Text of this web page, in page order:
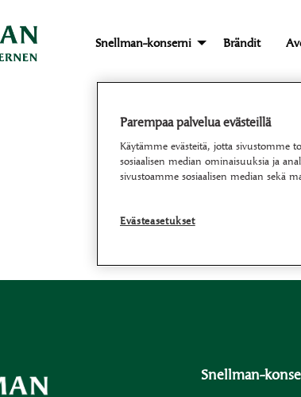
Snellman-konserni Brändit
Snellman-
Parempaa palvelua evästeillä
Käytämme evästeitä, jotta sivustomme
sosiaalisen median ominaisuuksia ja
sivustoamme sosiaalisen median sekä
Evästeasetukset